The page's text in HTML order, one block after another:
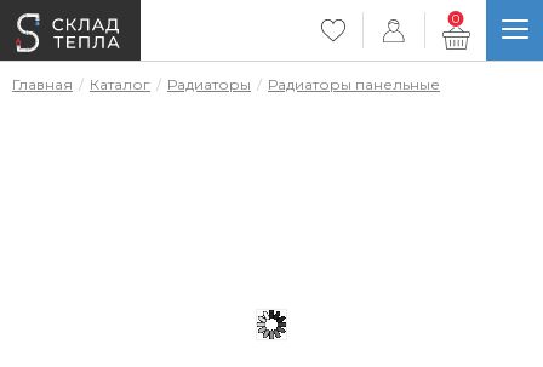
0
Главная Каталог Радиаторы Радиаторы панельные